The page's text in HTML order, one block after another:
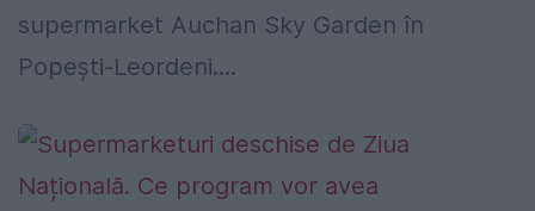
supermarket Auchan Sky Garden în
Popești-Leordeni....